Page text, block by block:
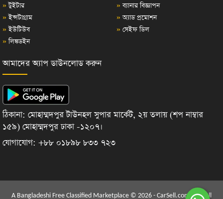
» টুইটার
» ইন্সটাগ্রাম
» ইউটিউব
» লিঙ্কডইন
» ব্যানার বিজ্ঞাপন
» অ্যাড প্রমোশন
» সেইফ ডিল
আমাদের অ্যাপ ডাউনলোড করুন
ঠিকানা: মোহাম্মদপুর টাউনহল সুপার মার্কেট, ২য় তলায় (শপ নাম্বার
১৫৯) মোহাম্মদপুর ঢাকা -১২০৭।
যোগাযোগ: +৮৮ ০১৮৯৮ ৮৩৩ ৭২৩
A Bangladeshi Free Classified Marketplace © 2026 - CarSell.com.bd | All